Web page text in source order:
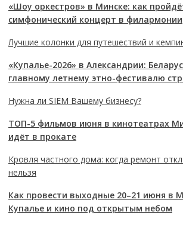
«Шоу оркестров» в Минске: как
симфонический концерт в филармонии
Лучшие колонки для путешествий и
«Купалье-2026» в Александрии:
главному летнему этно-фестивалю
Нужна ли SIEM Вашему бизнесу?
ТОП-5 фильмов июня в кинотеатрах
идёт в прокате
Кровля частного дома: когда ремонт
нельзя
Как провести выходные 20–21 июня в
Купалье и кино под открытым небом